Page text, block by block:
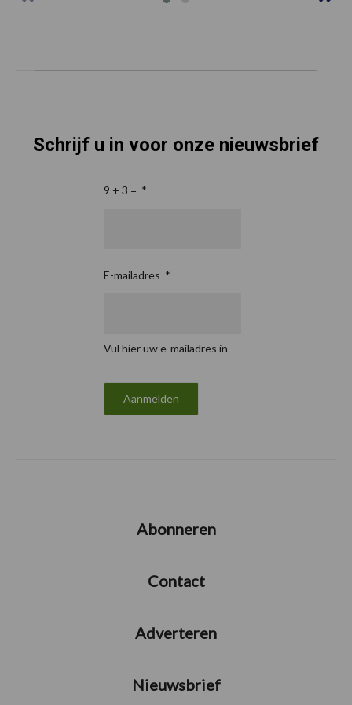
Schrijf u in voor onze nieuwsbrief
9 + 3 = *
E-mailadres *
Vul hier uw e-mailadres in
Abonneren
Contact
Adverteren
Nieuwsbrief